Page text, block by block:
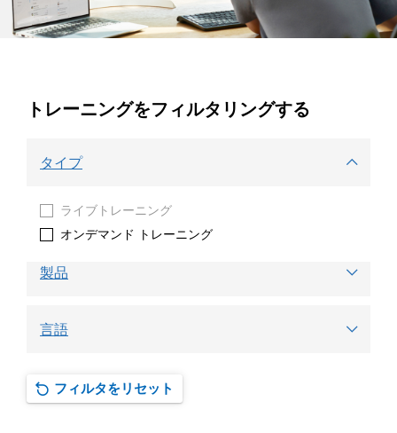
トレーニングをフィルタリングする
タイプ
ライブトレーニング
オンデマンド トレーニング
製品
言語
フィルタをリセット